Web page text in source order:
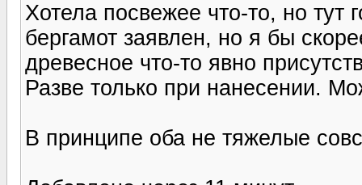
Хотела посвежее что-то, но тут
бергамот заявлен, но я бы
древесное что-то явно
Разве только при нанесении.
В принципе оба не тяжелые